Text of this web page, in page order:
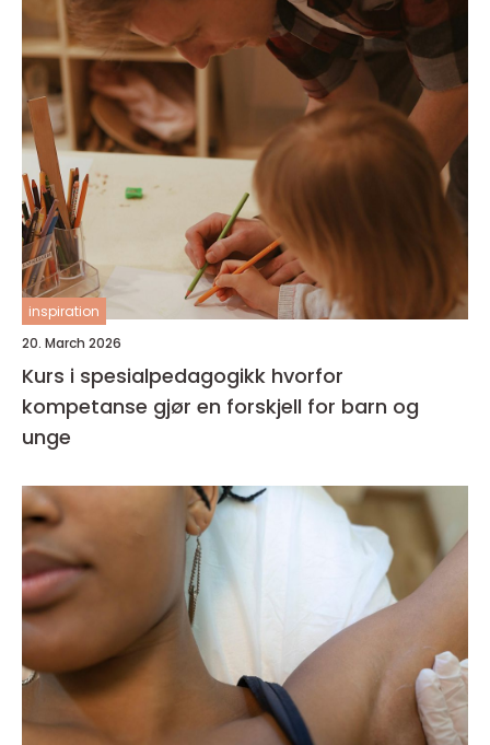
inspiration
20. March 2026
Kurs i spesialpedagogikk hvorfor
kompetanse gjør en forskjell for barn og
unge